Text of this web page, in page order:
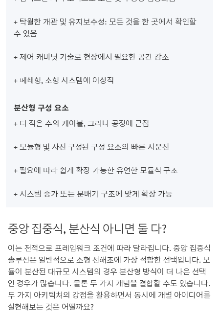
+ 탁월한 개관 및 유지보수성: 모든 것을 한 곳에서 확인할
수 있음
+ 제어 캐비닛 기술로 현장에서 필요한 공간 감소
+ 폐쇄형, 소형 시스템에 이상적
분산형 구성 요소
+ 더 적은 수의 케이블, 그러나 공정에 근접
+ 모듈형 및 사전 구성된 구성 요소의 빠른 시운전
+ 필요에 따라 쉽게 확장 가능한 유연한 모듈식 구조
+ 시스템 증가 또는 분배기 구조에 맞게 확장 가능
중앙 집중식, 분산식 아니면 둘 다?
이는 전적으로 프레임워크 조건에 따라 달라집니다. 중앙 집중식
솔루션은 일반적으로 소형 전해조에 가장 적합한 선택입니다. 모
듈이 분산된 대규모 시스템의 경우 분산형 방식이 더 나은 선택
인 경우가 많습니다. 물론 두 가지 개념을 결합할 수도 있습니다.
두 가지 아키텍처의 강점을 활용하면서 동시에 개별 아이디어를
실현해보는 것은 어떨까요?